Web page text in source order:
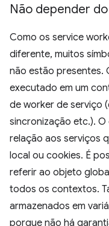
Não depender
Como os service
diferente, muitos
não estão presentes.
executado em um
de worker de serviço
sincronização etc.).
relação aos serviços
local ou cookies. É
referir ao objeto
todos os contextos.
armazenados em
porque não há